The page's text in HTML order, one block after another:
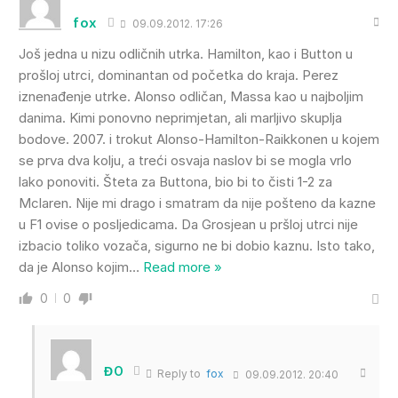
fox 09.09.2012. 17:26
Još jedna u nizu odličnih utrka. Hamilton, kao i Button u
prošloj utrci, dominantan od početka do kraja. Perez
iznenađenje utrke. Alonso odličan, Massa kao u najboljim
danima. Kimi ponovno neprimjetan, ali marljivo skuplja
bodove. 2007. i trokut Alonso-Hamilton-Raikkonen u kojem
se prva dva kolju, a treći osvaja naslov bi se mogla vrlo
lako ponoviti. Šteta za Buttona, bio bi to čisti 1-2 za
Mclaren. Nije mi drago i smatram da nije pošteno da kazne
u F1 ovise o posljedicama. Da Grosjean u pršloj utrci nije
izbacio toliko vozača, sigurno ne bi dobio kaznu. Isto tako,
da je Alonso kojim… Read more »
0 0
ĐO Reply tofox 09.09.2012. 20:40